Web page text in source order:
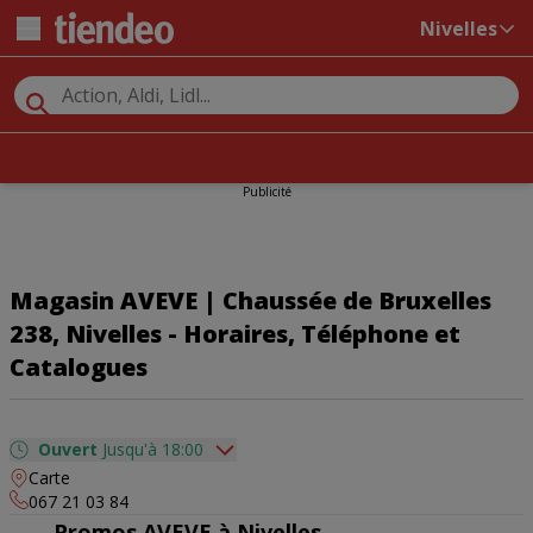
Nivelles
Publicité
Magasin AVEVE | Chaussée de Bruxelles
238, Nivelles - Horaires, Téléphone et
Catalogues
Ouvert Jusqu'à 18:00
dimanche
lundi
Carte
067 21 03 84